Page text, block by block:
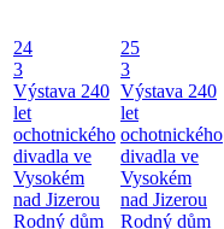
24
3
Výstava 240
let
ochotnického
divadla ve
Vysokém
nad Jizerou
Rodný dům
25
3
Výstava 240
let
ochotnického
divadla ve
Vysokém
nad Jizerou
Rodný dům